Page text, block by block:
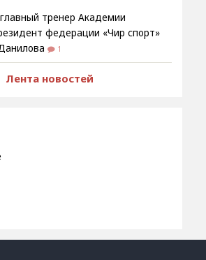
тренер Академии
федерации «Чир спорт»
1
Лента новостей